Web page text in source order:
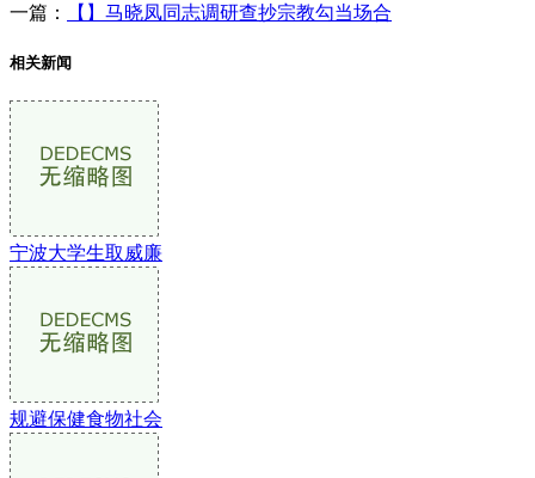
一篇：
【】马晓凤同志调研查抄宗教勾当场合
相关新闻
宁波大学生取威廉
规避保健食物社会